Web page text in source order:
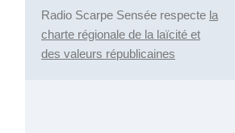
Radio Scarpe Sensée respecte la
charte régionale de la laïcité et
des valeurs républicaines